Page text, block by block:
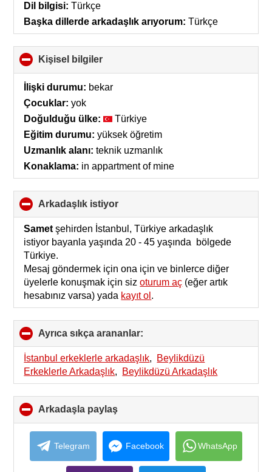
Dil bilgisi: Türkçe
Başka dillerde arkadaşlık arıyorum: Türkçe
Kişisel bilgiler
to
collapse
İlişki durumu: bekar
Çocuklar: yok
Doğulduğu ülke:
Türkiye
Eğitim durumu: yüksek öğretim
Uzmanlık alanı: teknik uzmanlık
Konaklama: in appartment of mine
arkadaşlık istiyor
to
collapse
contents
Samet şehirden İstanbul, Türkiye arkadaşlık
istiyor bayanla yaşında 20 - 45 yaşında bölgede
Türkiye.
Mesaj göndermek için ona için ve binlerce diğer
üyelerle konuşmak için sizoturum aç (eğer artık
hesabınız varsa) yada kayıt ol .
Ayrıca sıkça arananlar:
to
collapse
contents
İstanbul erkeklerle arkadaşlık, Beylikdüzü
Erkeklerle Arkadaşlık, Beylikdüzü Arkadaşlık
Arkadaşla paylaş
to
collapse
contents
Telegram Facebook WhatsApp